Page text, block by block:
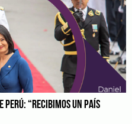
PERÚ: “RECIBIMOS UN PAÍS